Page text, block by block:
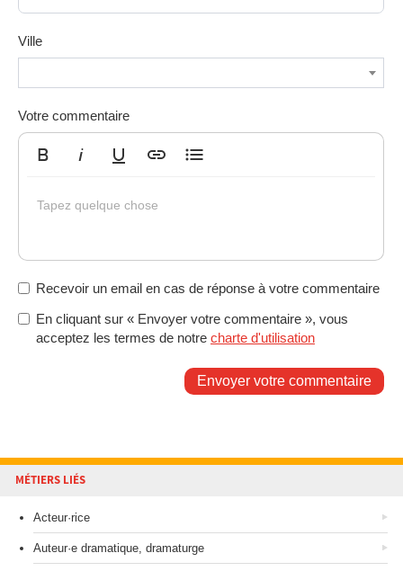
Ville
Votre commentaire
Tapez quelque chose
Recevoir un email en cas de réponse à votre commentaire
En cliquant sur « Envoyer votre commentaire », vous
acceptez les termes de notre charte d'utilisation
Envoyer votre commentaire
MÉTIERS LIÉS
Acteur·rice
Auteur·e dramatique, dramaturge